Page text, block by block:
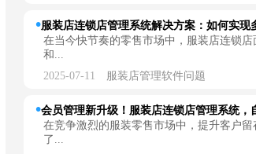
服装店连锁店管理系统解决方案：如何实现
在当今快节奏的零售市场中，服装店连锁
和...
2025-07-11 服装店管理软件问题
会员管理新升级！服装店连锁店管理系统，
在竞争激烈的服装零售市场中，提升客户
了...